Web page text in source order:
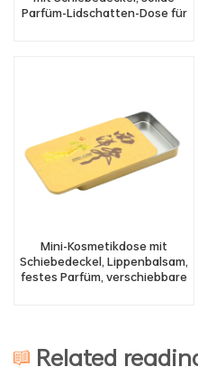
Parfüm-Lidschatten-Dose für
Mini-Kosmetikdose mit
Schiebedeckel, Lippenbalsam,
festes Parfüm, verschiebbare
Related